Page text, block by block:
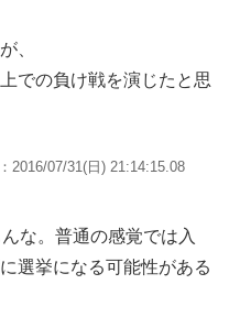
、
での負け戦を演じたと思
：2016/07/31(日) 21:14:15.08
な。普通の感覚では入
選挙になる可能性がある